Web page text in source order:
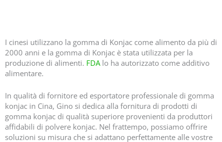
I cinesi utilizzano la gomma di Konjac come alimento da più di
2000 anni e la gomma di Konjac è stata utilizzata per la
produzione di alimenti. FDAlo ha autorizzato come additivo
alimentare.
In qualità di fornitore ed esportatore professionale di gomma
konjac in Cina, Gino si dedica alla fornitura di prodotti di
gomma konjac di qualità superiore provenienti da produttori
affidabili di polvere konjac. Nel frattempo, possiamo offrire
soluzioni su misura che si adattano perfettamente alle vostre